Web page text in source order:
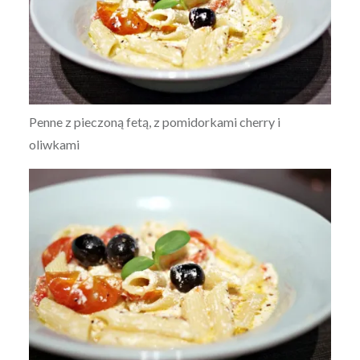
Penne z pieczoną fetą, z pomidorkami cherry i
oliwkami